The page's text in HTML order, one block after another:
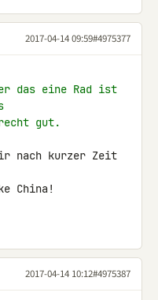
2017-04-14 09:59#4975377
das eine Rad ist
gut.
nach kurzer Zeit
China!
2017-04-14 10:12#4975387